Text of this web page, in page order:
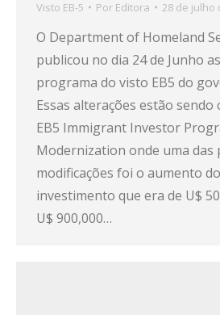
Visto EB-5 Por Editora 28 de julho
O Department of Homeland
publicou no dia 24 de Junho
programa do visto EB5 do
Essas alterações estão sendo
EB5 Immigrant Investor
Modernization onde uma das
modificações foi o aumento
investimento que era de U$
U$ 900,000…